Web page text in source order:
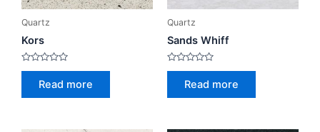
Quartz
Kors
Rated
Read more
Quartz
Sands Whiff
Rated
Read more